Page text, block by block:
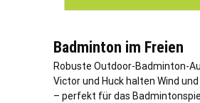
Badminton im Freien
Robuste Outdoor-Badminton-
Victor und Huck halten Wind
– perfekt für das